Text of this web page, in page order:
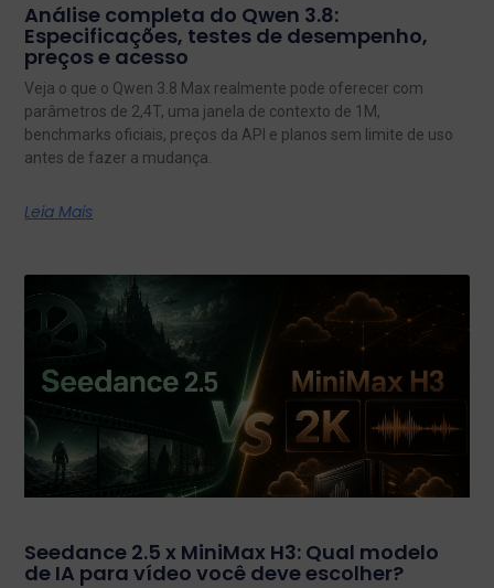
Análise completa do Qwen 3.8:
Especificações, testes de desempenho,
preços e acesso
Veja o que o Qwen 3.8 Max realmente pode oferecer com
parâmetros de 2,4T, uma janela de contexto de 1M,
benchmarks oficiais, preços da API e planos sem limite de uso
antes de fazer a mudança.
Leia Mais
Seedance 2.5 x MiniMax H3: Qual modelo
de IA para vídeo você deve escolher?